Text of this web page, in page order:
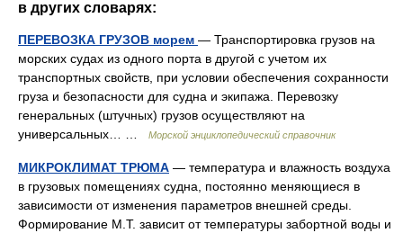
в других словарях:
ПЕРЕВОЗКА ГРУЗОВ морем — Транспортировка грузов на
морских судах из одного порта в другой с учетом их
транспортных свойств, при условии обеспечения сохранности
груза и безопасности для судна и экипажа. Перевозку
генеральных (штучных) грузов осуществляют на
универсальных… …
Морской энциклопедический справочник
МИКРОКЛИМАТ ТРЮМА — температуpa и влажность воздуха
в грузовых помещениях судна, постоянно меняющиеся в
зависимости от изменения параметров внешней среды.
Формирование М.Т. зависит от температуры забортной воды и